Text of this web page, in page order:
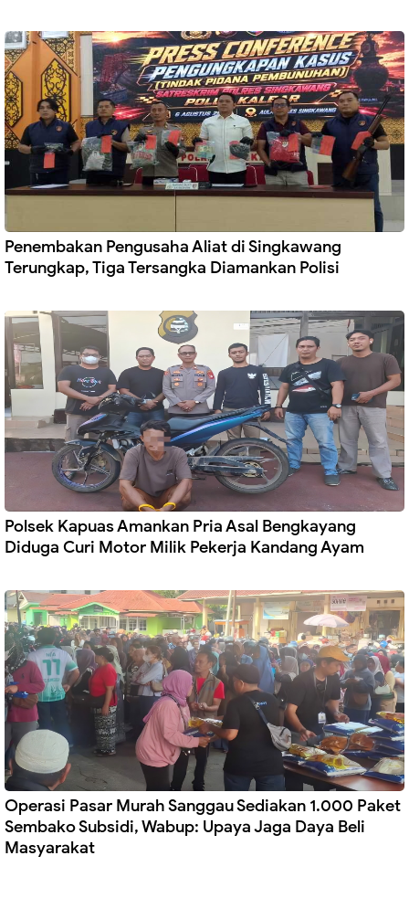
Penembakan Pengusaha Aliat di Singkawang
Terungkap, Tiga Tersangka Diamankan Polisi
Polsek Kapuas Amankan Pria Asal Bengkayang
Diduga Curi Motor Milik Pekerja Kandang Ayam
Operasi Pasar Murah Sanggau Sediakan 1.000 Paket
Sembako Subsidi, Wabup: Upaya Jaga Daya Beli
Masyarakat